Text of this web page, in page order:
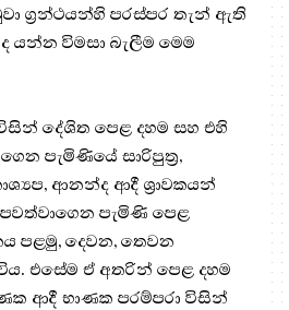
ග්‍රන්ථයන්හි පරස්පර තැන් ඇති
යන්න විමසා බැලීම මෙම
දේශිත පෙළ දහම සහ එහි
පැමිණියේ සාරිපුත්‍ර,
ආනන්ද ආදී ශ්‍රාවකයන්
පැමිණි පෙළ
පළමු, දෙවන, තෙවන
එසේම ඒ අතරින් පෙළ දහම
ආදී භාණක පරම්පරා විසින්